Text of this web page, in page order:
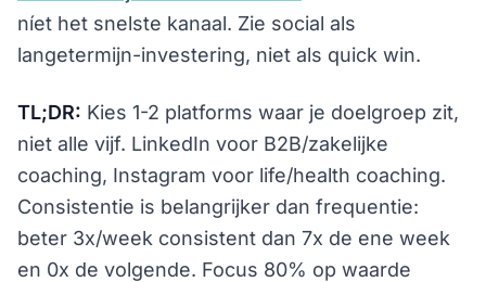
níet het snelste kanaal. Zie social als
langetermijn-investering, niet als quick win.
TL;DR: Kies 1-2 platforms waar je doelgroep zit,
niet alle vijf. LinkedIn voor B2B/zakelijke
coaching, Instagram voor life/health coaching.
Consistentie is belangrijker dan frequentie:
beter 3x/week consistent dan 7x de ene week
en 0x de volgende. Focus 80% op waarde